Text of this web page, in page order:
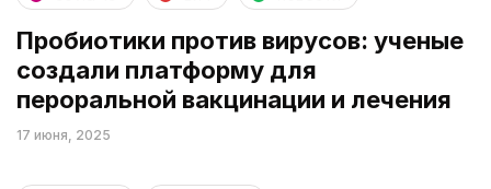
Пробиотики против вирусов: ученые
создали платформу для
пероральной вакцинации и лечения
17 июня, 2025